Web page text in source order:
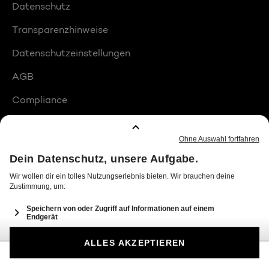
Datenschutz
Transparenzhinweise
Datenschutzeinstellungen
AGB
Compliance